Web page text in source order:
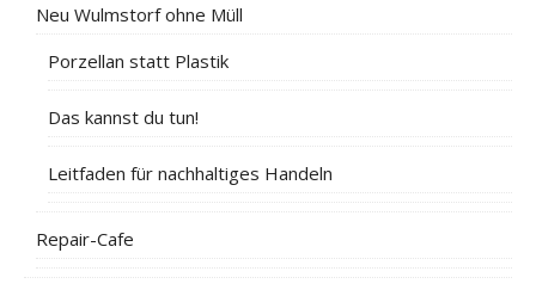
Neu Wulmstorf ohne Müll
Porzellan statt Plastik
Das kannst du tun!
Leitfaden für nachhaltiges Handeln
Repair-Cafe